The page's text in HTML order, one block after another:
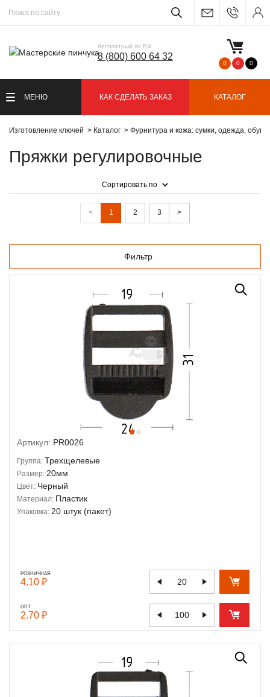
бесплатный по РФ
8 (800) 600 64 32
0 0 0
МЕНЮ КАК СДЕЛАТЬ ЗАКАЗ КАТАЛОГ
Изготовление ключей Каталог Фурнитура и кожа: сумки, одежда, обувь
Пряжки регулировочные
Сортировать по
< 1 2 3 >
Фильтр
Артикул: PR0026
Группа: Трехщелевые
Размер: 20мм
Цвет: Черный
Материал: Пластик
Упаковка: 20 штук (пакет)
РОЗНИЧНАЯ
4.10 ₽
ОПТ
2.70 ₽